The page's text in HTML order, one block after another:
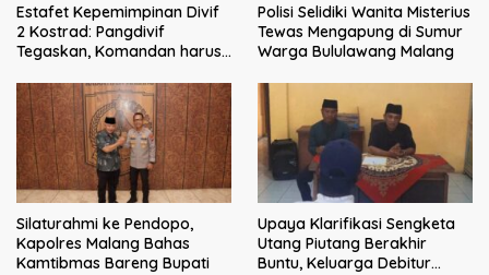
Estafet Kepemimpinan Divif
2 Kostrad: Pangdivif
Tegaskan, Komandan harus
dan solusi bagi prajurit
Polisi Selidiki Wanita Misterius
Tewas Mengapung di Sumur
Warga Bululawang Malang
Silaturahmi ke Pendopo,
Kapolres Malang Bahas
Kamtibmas Bareng Bupati
Upaya Klarifikasi Sengketa
Utang Piutang Berakhir
Buntu, Keluarga Debitur